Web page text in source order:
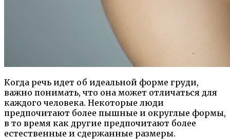
Когда речь идет об идеальной форме груди,
важно понимать, что она может отличаться для
каждого человека. Некоторые люди
предпочитают более пышные и округлые формы,
в то время как другие предпочитают более
естественные и сдержанные размеры.